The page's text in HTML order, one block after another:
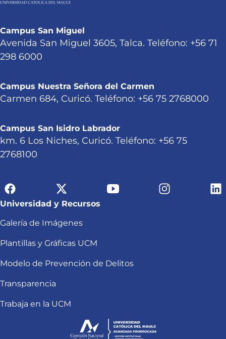
Campus San Miguel
Avenida San Miguel 3605, Talca. Teléfono: +56 71
298 6000
Campus Nuestra Señora del Carmen
Carmen 684, Curicó. Teléfono: +56 75 2768000
Campus San Isidro Labrador
km. 6 Los Niches, Curicó. Teléfono: +56 75
2768100
Universidad y Recursos
Galería de Imágenes
Plantillas y Gráficas UCM
Modelo de Prevención de Delitos
Transparencia
Trabaja en la UCM